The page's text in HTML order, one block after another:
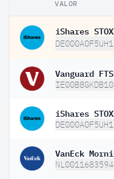
VALOR
DE000A0F5UH1
IE00B8GKDB10
DE000A0F5UH1
NL0011683594